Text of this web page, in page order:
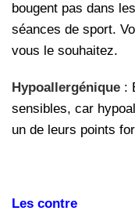
bougent pas dans
séances de sport.
vous le souhaitez.
Hypoallergénique :
sensibles, car
un de leurs points
Les contre